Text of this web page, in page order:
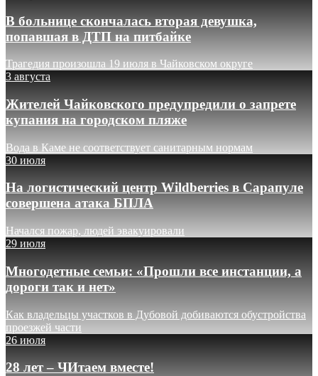
В больнице скончалась вторая девушка,
попавшая в ДТП на питбайке
Трагедия произошла 19 июля в Чайковском округе
3 августа
Жителей Чайковского предупредили о запрете
купания на городском пляже
Вода в Каме не соответствует санитарным нормам
30 июля
На логистический центр Wildberries в Сарапуле
совершена атака БПЛА
Начался пожар, людей эвакуировали
29 июля
Многодетные семьи: «Прошли все инстанции, а
дороги так и нет»
Как владельцы участков в Дубовой добиваются обустройства
проезжей части
26 июля
28 лет – ЧИтаем вместе!